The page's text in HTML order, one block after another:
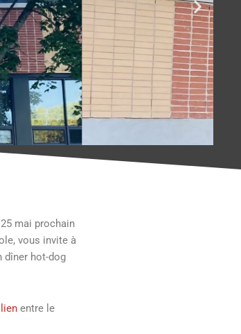
mai prochain
vous invite à
dîner hot-dog
entre le